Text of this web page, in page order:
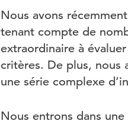
Nous avons
tenant compte de
extraordinaire à
critères. De plus, nous
une série complexe
Nous entrons dans